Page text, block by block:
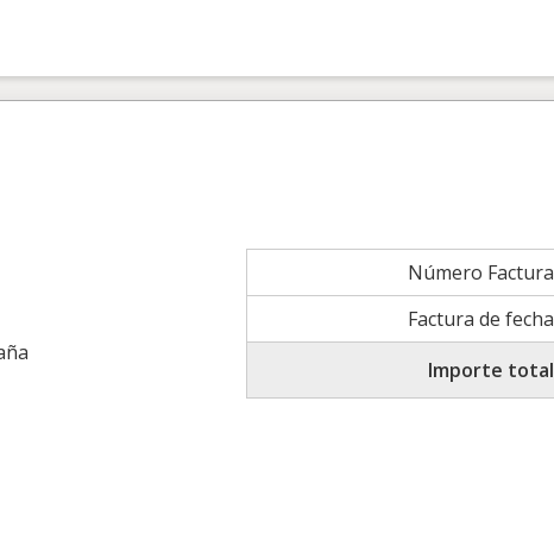
Número Factura
Factura de fecha
Importe total